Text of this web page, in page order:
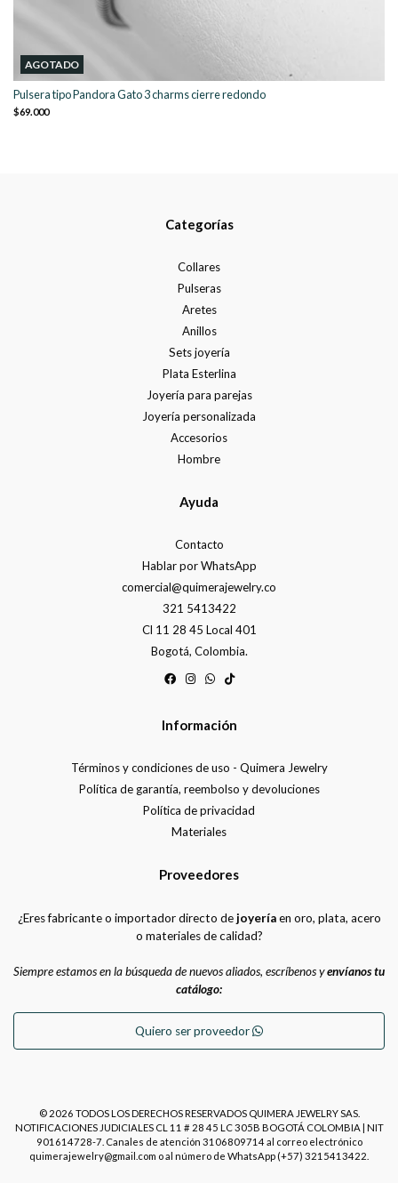
AGOTADO
Pulsera tipo Pandora Gato 3 charms cierre redondo
$69.000
Categorías
Collares
Pulseras
Aretes
Anillos
Sets joyería
Plata Esterlina
Joyería para parejas
Joyería personalizada
Accesorios
Hombre
Ayuda
Contacto
Hablar por WhatsApp
comercial@quimerajewelry.co
321 5413422
Cl 11 28 45 Local 401
Bogotá, Colombia.
Información
Términos y condiciones de uso - Quimera Jewelry
Política de garantía, reembolso y devoluciones
Política de privacidad
Materiales
Proveedores
¿Eres fabricante o importador directo dejoyeríaen oro, plata, acero
o materiales de calidad?
Siempre estamos en la búsqueda de nuevos aliados, escríbenos yenvíanos tu
catálogo:
Quiero ser proveedor
© 2026 TODOS LOS DERECHOS RESERVADOS QUIMERA JEWELRY SAS.
NOTIFICACIONES JUDICIALES CL 11 # 28 45 LC 305B BOGOTÁ COLOMBIA | NIT
901614728-7. Canales de atención 3106809714 al correo electrónico
quimerajewelry@gmail.com o al número de WhatsApp (+57) 3215413422.